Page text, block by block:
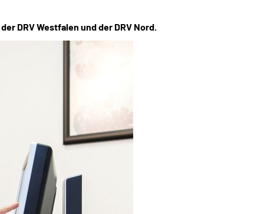
DRV Westfalen und der DRV Nord.